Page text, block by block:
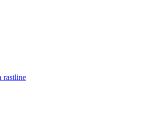
rastline